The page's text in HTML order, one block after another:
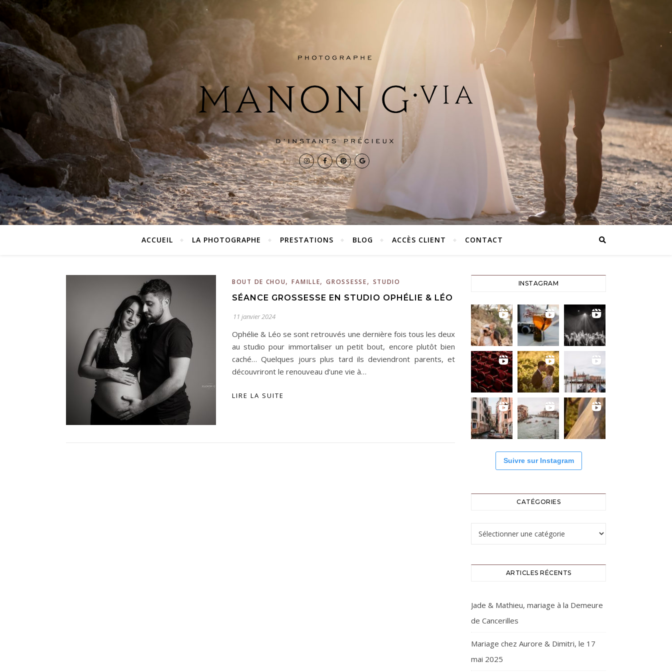
ACCUEIL LA PHOTOGRAPHE PRESTATIONS BLOG ACCÈS CLIENT CONTACT
BOUT DE CHOU,FAMILLE,GROSSESSE, STUDIO
SÉANCE GROSSESSE EN STUDIO OPHÉLIE & LÉO
11 janvier 2024
Ophélie & Léo se sont retrouvés une dernière fois tous les deux
au studio pour immortaliser un petit bout, encore plutôt bien
caché… Quelques jours plus tard ils deviendront parents, et
découvriront le renouveau d’une vie à…
LIRE LA SUITE
INSTAGRAM
Suivre sur Instagram
CATÉGORIES
Catégories
ARTICLES RÉCENTS
Jade & Mathieu, mariage à la Demeure
de Cancerilles
Mariage chez Aurore & Dimitri, le 17
mai 2025